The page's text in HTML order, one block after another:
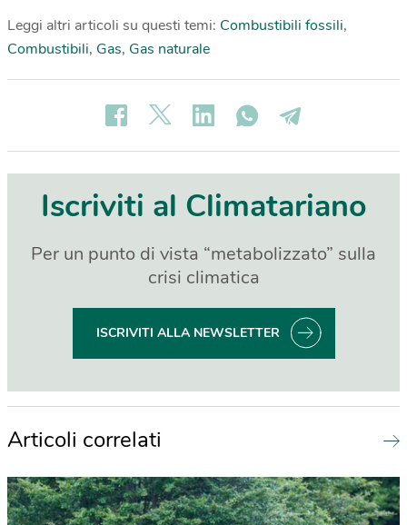
Leggi altri articoli su questi temi: Combustibili fossili,
Combustibili, Gas, Gas naturale
Iscriviti al Climatariano
Per un punto di vista “metabolizzato” sulla
crisi climatica
ISCRIVITI ALLA NEWSLETTER
Articoli correlati